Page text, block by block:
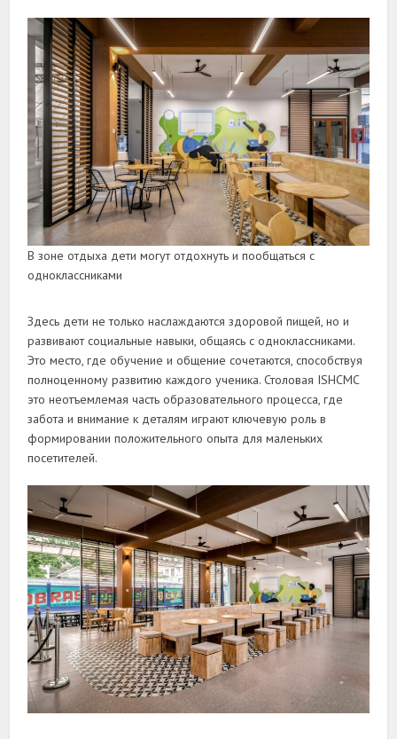
В зоне отдыха дети могут отдохнуть и пообщаться с
одноклассниками
Здесь дети не только наслаждаются здоровой пищей, но и
развивают социальные навыки, общаясь с одноклассниками.
Это место, где обучение и общение сочетаются, способствуя
полноценному развитию каждого ученика. Столовая ISHCMC
это неотъемлемая часть образовательного процесса, где
забота и внимание к деталям играют ключевую роль в
формировании положительного опыта для маленьких
посетителей.